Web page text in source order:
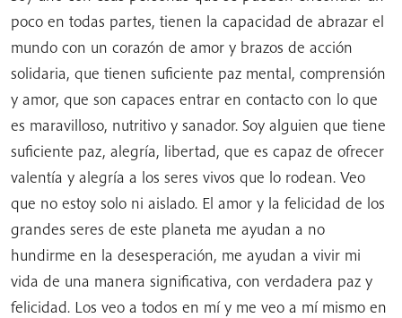
poco en todas partes, tienen la capacidad de abrazar el
mundo con un corazón de amor y brazos de acción
solidaria, que tienen suficiente paz mental, comprensión
y amor, que son capaces entrar en contacto con lo que
es maravilloso, nutritivo y sanador. Soy alguien que tiene
suficiente paz, alegría, libertad, que es capaz de ofrecer
valentía y alegría a los seres vivos que lo rodean. Veo
que no estoy solo ni aislado. El amor y la felicidad de los
grandes seres de este planeta me ayudan a no
hundirme en la desesperación, me ayudan a vivir mi
vida de una manera significativa, con verdadera paz y
felicidad. Los veo a todos en mí y me veo a mí mismo en